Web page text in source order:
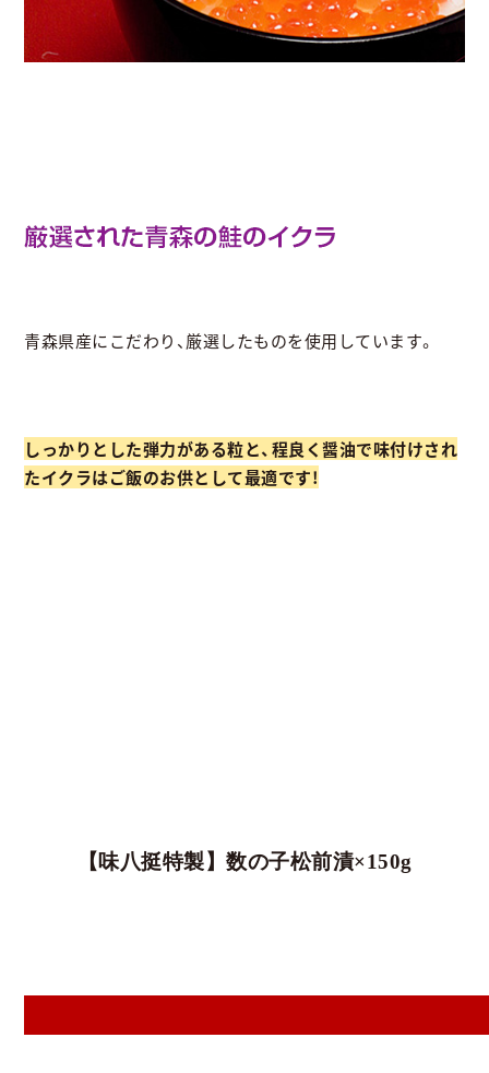
青森県産にこだわり、厳選したものを使用しています。
しっかりとした弾力がある粒と、程良く醤油で味付けされ
たイクラはご飯のお供として最適です!
【味八挺特製】数の子松前漬×150g